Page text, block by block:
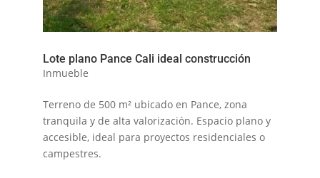
Lote plano Pance Cali ideal construcción
Inmueble
Terreno de 500 m² ubicado en Pance, zona
tranquila y de alta valorización. Espacio plano y
accesible, ideal para proyectos residenciales o
campestres.